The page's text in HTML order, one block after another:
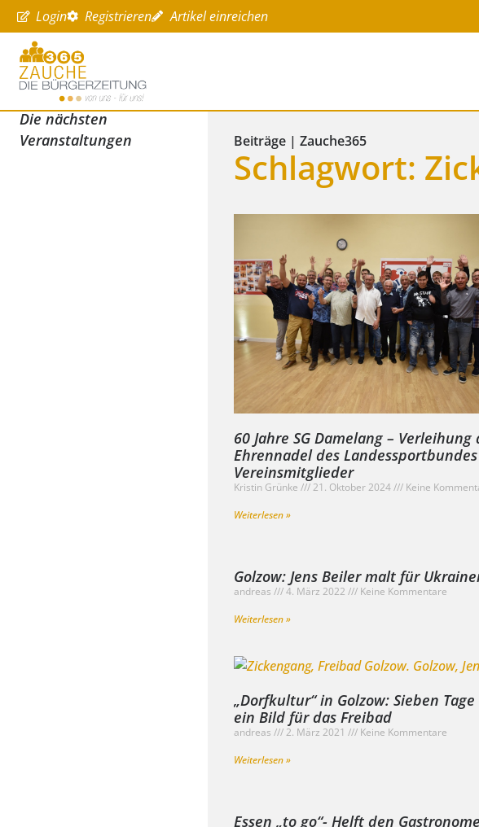
Login Registrieren Artikel einreichen
Die nächsten
Veranstaltungen
Beiträge | Zauche365
Schlagwort:
60 Jahre SG Damelang – Verleihung
Ehrennadel des
Vereinsmitglieder
Kristin Grünke 21. Oktober 2024
Keine
Weiterlesen »
Golzow: Jens Beiler malt für
andreas 4. März 2022
Keine Kommentare
Weiterlesen »
„Dorfkultur“ in Golzow: Sieben
ein Bild für das Freibad
andreas 2. März 2021
Keine Kommentare
Weiterlesen »
Essen „to go“- Helft den